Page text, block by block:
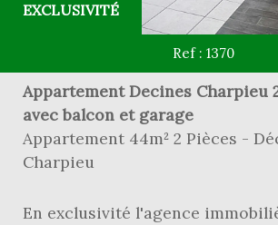
EXCLUSIVITÉ
Ref : 1370
Appartement Decines Charpieu
avec balcon et garage
Appartement 44m² 2 Pièces -
Charpieu
En exclusivité l'agence